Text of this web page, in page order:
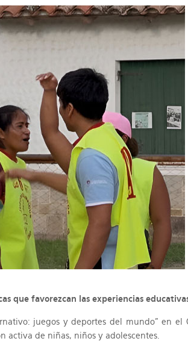
que favorezcan las experiencias
juegos y deportes del mundo” en
activa de niñas, niños y adolescentes.